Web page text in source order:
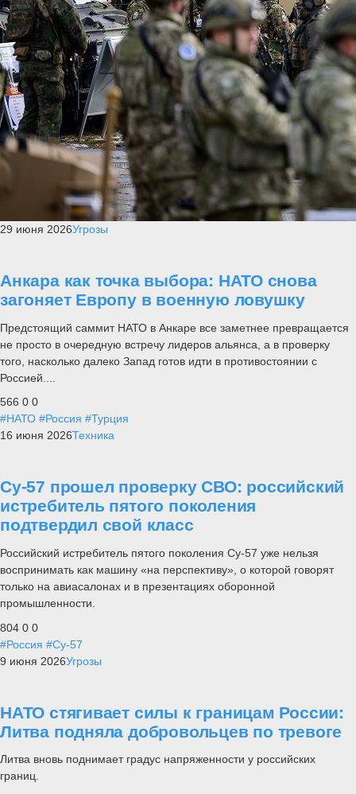
29 июня 2026Угрозы
Анкара как точка выбора: НАТО снова
загоняет Европу в военную ловушку
Предстоящий саммит НАТО в Анкаре все заметнее превращается
не просто в очередную встречу лидеров альянса, а в проверку
того, насколько далеко Запад готов идти в противостоянии с
Россией....
566 0 0
#НАТО #Россия #Турция
16 июня 2026Техника
Су-57 прошел проверку СВО: российский
истребитель пятого поколения
подтвердил свой класс
Российский истребитель пятого поколения Су-57 уже нельзя
воспринимать как машину «на перспективу», о которой говорят
только на авиасалонах и в презентациях оборонной
промышленности.
804 0 0
#Россия #Су-57
9 июня 2026Угрозы
НАТО стягивает силы к границам России:
Литва подняла добровольцев по тревоге
Литва вновь поднимает градус напряженности у российских
границ.